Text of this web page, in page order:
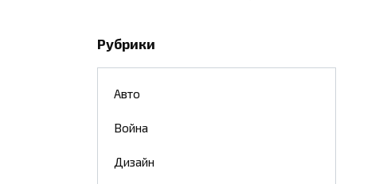
Рубрики
Авто
Война
Дизайн